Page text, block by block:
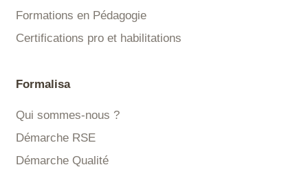
Formations en Pédagogie
Certifications pro et habilitations
Formalisa
Qui sommes-nous ?
Démarche RSE
Démarche Qualité